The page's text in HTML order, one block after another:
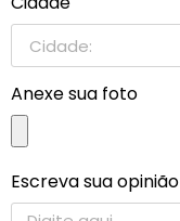
Anexe sua foto
Escreva sua opinião